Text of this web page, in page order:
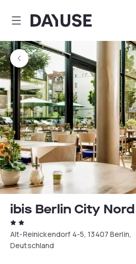
Dayuse
ibis Berlin City Nord
Alt-Reinickendorf 4-5, 13407 Berlin,
Deutschland